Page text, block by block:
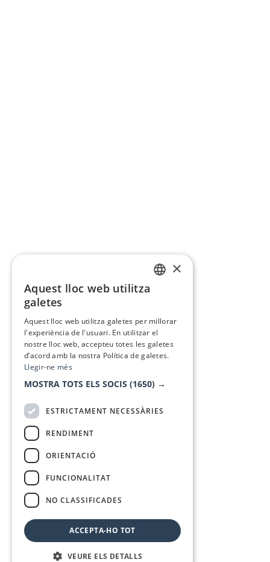
×
Aquest lloc web utilitza
galetes
Aquest lloc web utilitza galetes per millorar
l'experiència de l'usuari. En utilitzar el
nostre lloc web, accepteu totes les galetes
d’acord amb la nostra Política de galetes.
Llegir-ne més
MOSTRA TOTS ELS SOCIS (1650) →
ESTRICTAMENT NECESSÀRIES
RENDIMENT
ORIENTACIÓ
FUNCIONALITAT
NO CLASSIFICADES
ACCEPTA-HO TOT
VEURE ELS DETALLS